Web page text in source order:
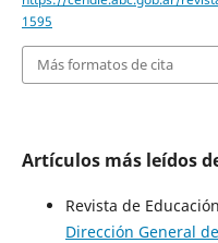
1595
Más formatos de cita
Artículos más leídos
Revista de
Dirección General